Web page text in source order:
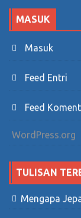
MASUK
Masuk
Feed Entri
Feed
WordPress.org
TULISAN
Mengapa